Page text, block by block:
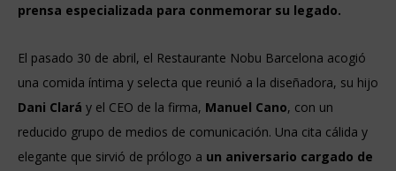
prensa especializada para conmemorar su legado.
El pasado 30 de abril, el Restaurante Nobu Barcelona acogió
una comida íntima y selecta que reunió a la diseñadora, su hijo
Dani Clará y el CEO de la firma, Manuel Cano, con un
reducido grupo de medios de comunicación. Una cita cálida y
elegante que sirvió de prólogo a un aniversario cargado de